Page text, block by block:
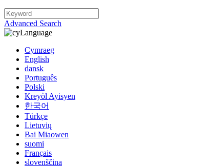
Advanced Search
Language
Cymraeg
English
dansk
Português
Polski
Kreyòl Ayisyen
한국어
Türkçe
Lietuvių
Bai Miaowen
suomi
Français
slovenščina